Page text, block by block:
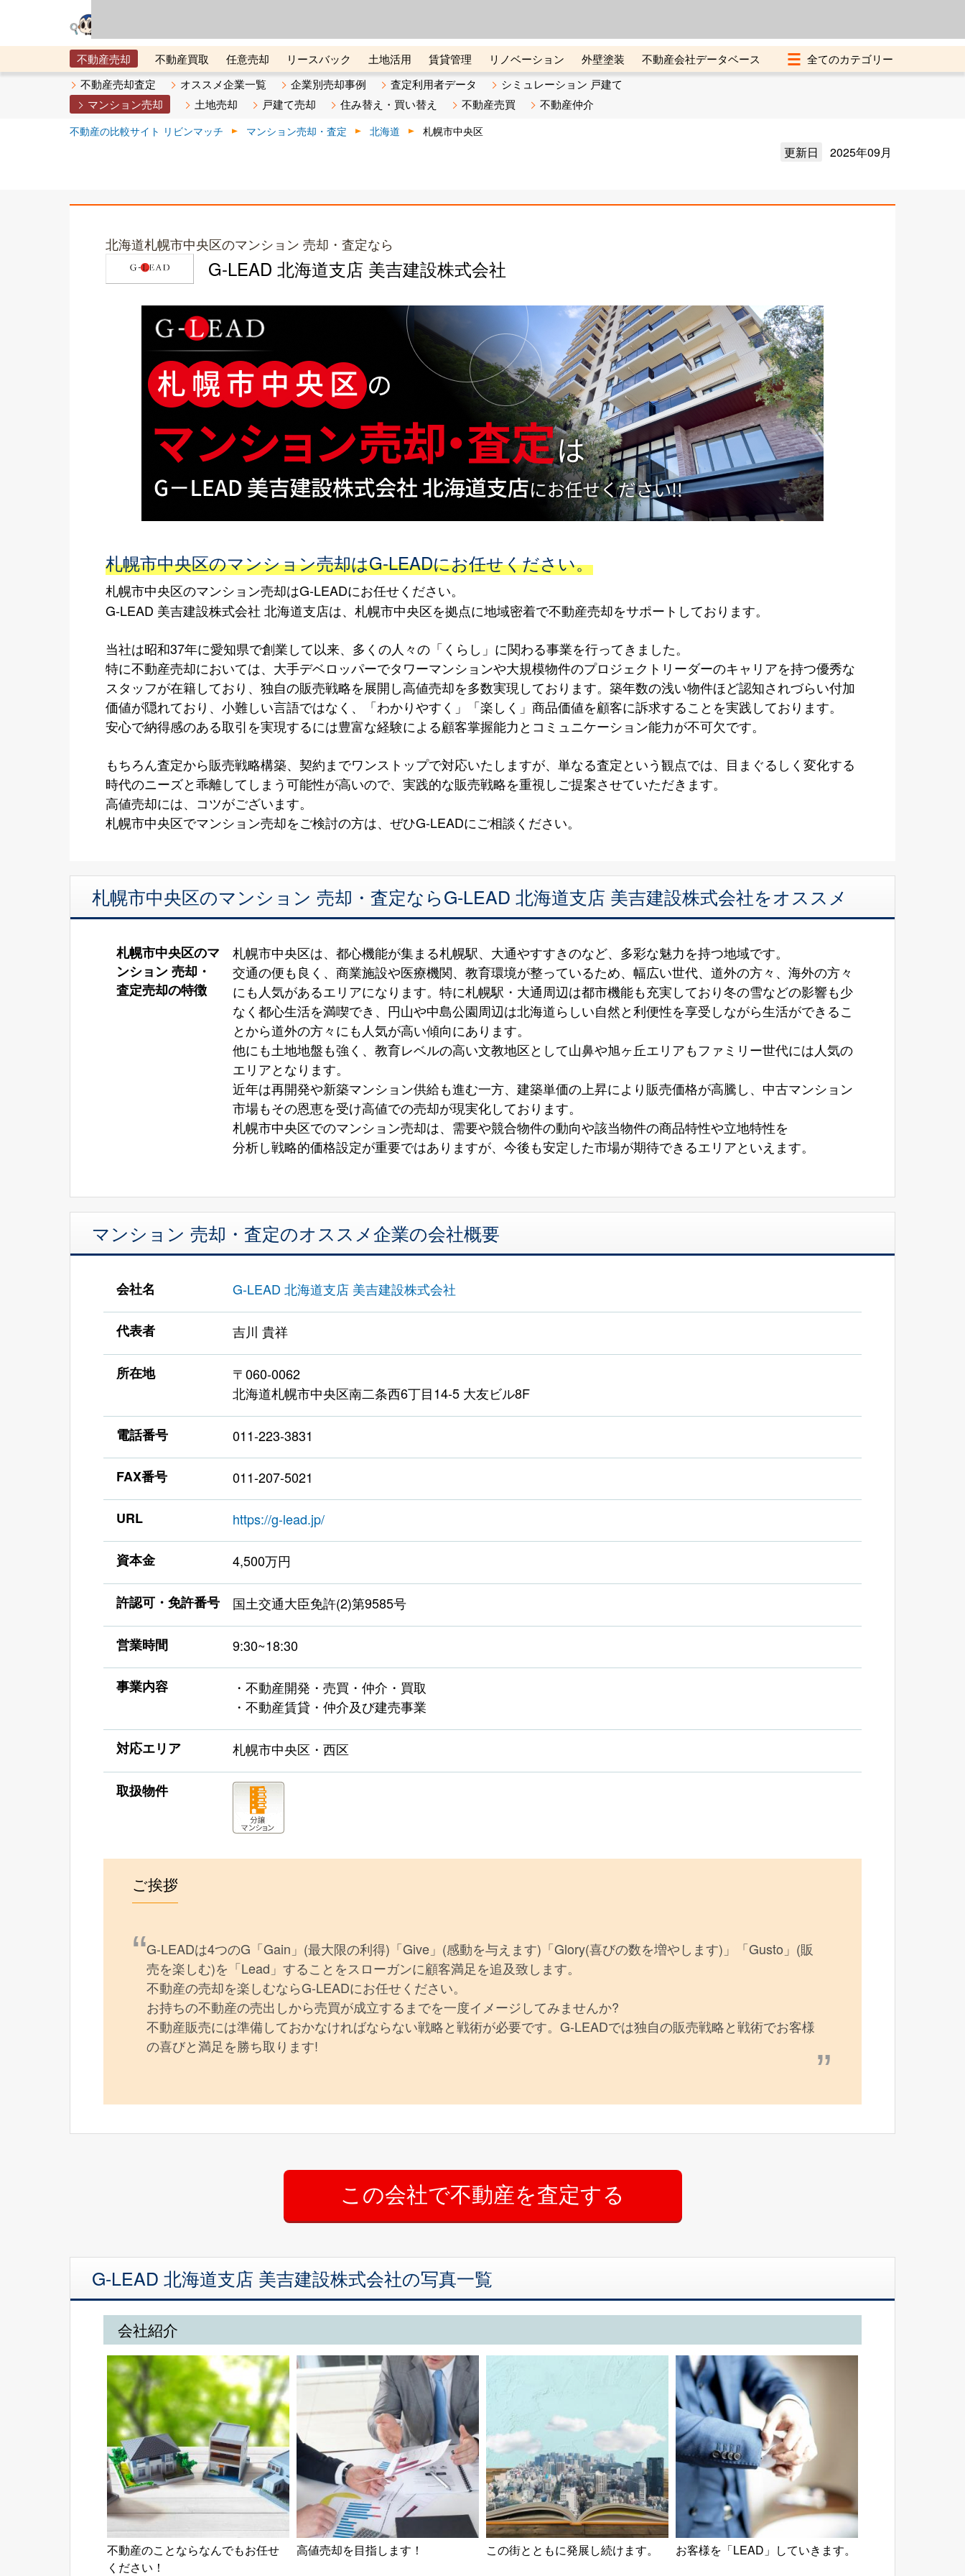
不動産売却 不動産買取 任意売却 リースバック 土地活用 賃貸管理 リノベーション 外壁塗装
不動産会社データベース
メタ住宅展示場
ベスト不動産カンパニー オンライン講座 リビンマガジンBiz 不動産売却ご相談デスク
不動産売却査定 オススメ企業一覧 企業別売却事例 査定利用者データ
シミュレーション 戸建て
マンション売却
土地売却 戸建て売却 住み替え・買い替え 不動産売買 不動産仲介
不動産の比較サイト リビンマッチ マンション売却・査定 北海道 札幌市中央区
更新日 2025年09月
北海道札幌市中央区のマンション 売却・査定なら
G-LEAD 北海道支店 美吉建設株式会社
札幌市中央区のマンション売却はG-LEADにお任せください。
札幌市中央区のマンション売却はG-LEADにお任せください。
G-LEAD 美吉建設株式会社 北海道支店は、札幌市中央区を拠点に地域密着で不動産売却をサポートしております。
当社は昭和37年に愛知県で創業して以来、多くの人々の「くらし」に関わる事業を行ってきました。
特に不動産売却においては、大手デベロッパーでタワーマンションや大規模物件のプロジェクトリーダーのキャリアを持つ優秀な
スタッフが在籍しており、独自の販売戦略を展開し高値売却を多数実現しております。築年数の浅い物件ほど認知されづらい付加
価値が隠れており、小難しい言語ではなく、「わかりやすく」「楽しく」商品価値を顧客に訴求することを実践しております。
安心で納得感のある取引を実現するには豊富な経験による顧客掌握能力とコミュニケーション能力が不可欠です。
もちろん査定から販売戦略構築、契約までワンストップで対応いたしますが、単なる査定という観点では、目まぐるしく変化する
時代のニーズと乖離してしまう可能性が高いので、実践的な販売戦略を重視しご提案させていただきます。
高値売却には、コツがございます。
札幌市中央区でマンション売却をご検討の方は、ぜひG-LEADにご相談ください。
札幌市中央区のマンション 売却・査定ならG-LEAD 北海道支店 美吉建設株式会社をオススメ
札幌市中央区のマ
ンション 売却・
査定売却の特徴
札幌市中央区は、都心機能が集まる札幌駅、大通やすすきのなど、多彩な魅力を持つ地域です。
交通の便も良く、商業施設や医療機関、教育環境が整っているため、幅広い世代、道外の方々、海外の方々
にも人気があるエリアになります。特に札幌駅・大通周辺は都市機能も充実しており冬の雪などの影響も少
なく都心生活を満喫でき、円山や中島公園周辺は北海道らしい自然と利便性を享受しながら生活ができるこ
とから道外の方々にも人気が高い傾向にあります。
他にも土地地盤も強く、教育レベルの高い文教地区として山鼻や旭ヶ丘エリアもファミリー世代には人気の
エリアとなります。
近年は再開発や新築マンション供給も進む一方、建築単価の上昇により販売価格が高騰し、中古マンション
市場もその恩恵を受け高値での売却が現実化しております。
札幌市中央区でのマンション売却は、需要や競合物件の動向や該当物件の商品特性や立地特性を
分析し戦略的価格設定が重要ではありますが、今後も安定した市場が期待できるエリアといえます。
マンション 売却・査定のオススメ企業の会社概要
会社名 G-LEAD 北海道支店 美吉建設株式会社
代表者 吉川 貴祥
所在地
〒060-0062
北海道札幌市中央区南二条西6丁目14-5 大友ビル8F
電話番号 011-223-3831
FAX番号 011-207-5021
URL https://g-lead.jp/
資本金 4,500万円
許認可・免許番号 国土交通大臣免許(2)第9585号
営業時間 9:30~18:30
事業内容
・不動産開発・売買・仲介・買取
・不動産賃貸・仲介及び建売事業
対応エリア 札幌市中央区・西区
取扱物件
ご挨拶
G-LEADは4つのG「Gain」(最大限の利得)「Give」(感動を与えます)「Glory(喜びの数を増やします)」「Gusto」(販
売を楽しむ)を「Lead」することをスローガンに顧客満足を追及致します。
不動産の売却を楽しむならG-LEADにお任せください。
お持ちの不動産の売出しから売買が成立するまでを一度イメージしてみませんか?
不動産販売には準備しておかなければならない戦略と戦術が必要です。G-LEADでは独自の販売戦略と戦術でお客様
の喜びと満足を勝ち取ります!
G-LEAD 北海道支店 美吉建設株式会社の写真一覧
会社紹介
不動産のことならなんでもお任せ
ください！
高値売却を目指します！ この街とともに発展し続けます。 お客様を「LEAD」していきます。